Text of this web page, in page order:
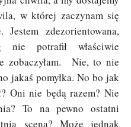
w której zaczynam się
zdezorientowana,
potrafił właściwie
zobaczyłam. Nie, to nie
jakaś pomyłka. No bo jak
Oni nie będą razem? Nie
To na pewno ostatni
scena? Może jednak